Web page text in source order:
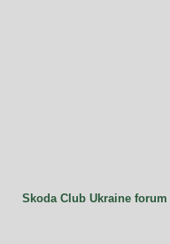
Skoda Club Ukraine forum